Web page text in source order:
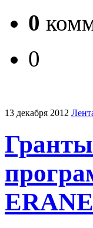
0
0
13 декабря 2012
Гранты